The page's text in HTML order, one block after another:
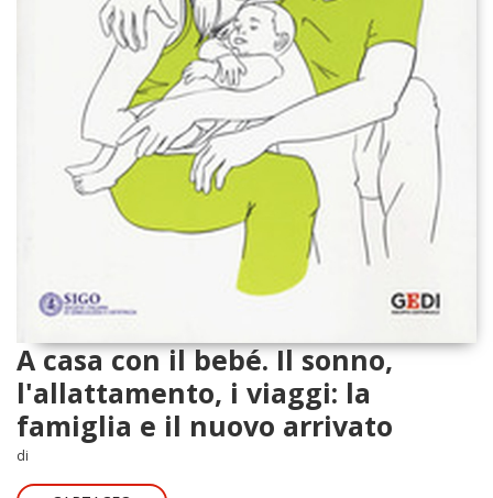
A casa con il bebé. Il sonno,
l'allattamento, i viaggi: la
famiglia e il nuovo arrivato
di